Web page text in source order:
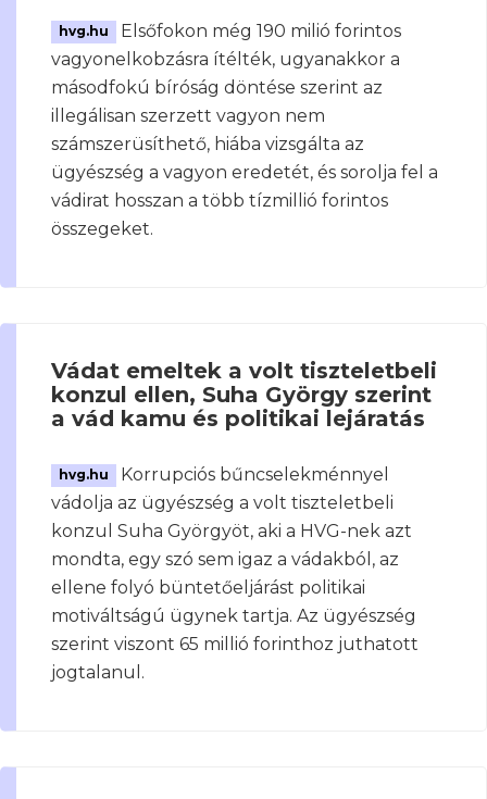
hvg.hu
Elsőfokon még 190 milió forintos
vagyonelkobzásra ítélték, ugyanakkor a
másodfokú bíróság döntése szerint az
illegálisan szerzett vagyon nem
számszerüsíthető, hiába vizsgálta az
ügyészség a vagyon eredetét, és sorolja fel a
vádirat hosszan a több tízmillió forintos
összegeket.
Vádat emeltek a volt tiszteletbeli
konzul ellen, Suha György szerint
a vád kamu és politikai lejáratás
hvg.hu
Korrupciós bűncselekménnyel
vádolja az ügyészség a volt tiszteletbeli
konzul Suha Györgyöt, aki a HVG-nek azt
mondta, egy szó sem igaz a vádakból, az
ellene folyó büntetőeljárást politikai
motiváltságú ügynek tartja. Az ügyészség
szerint viszont 65 millió forinthoz juthatott
jogtalanul.